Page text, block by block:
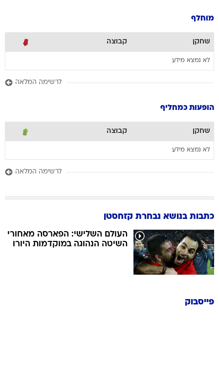
מוחלף
שחקן קבוצה
לא נמצא מידע
לרשימה המלאה
הופעות כמחליף
שחקן קבוצה
לא נמצא מידע
לרשימה המלאה
כתבות בנושא נבחרת קזחסטן
העולם השלישי: הפארסה מאחורי
השיטה הנהוגה במוקדמות היורו
פייסבוק